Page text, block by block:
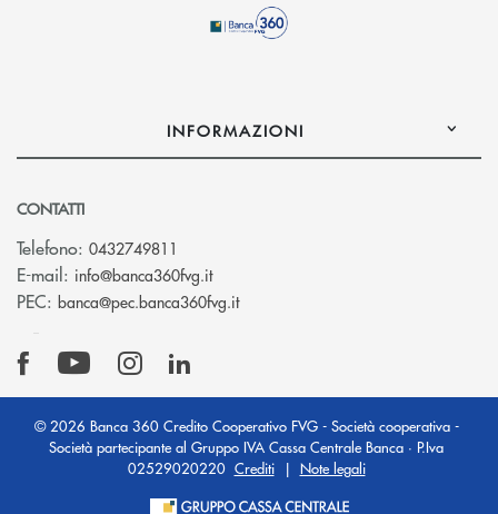
INFORMAZIONI
CONTATTI
Telefono: 0432749811
E-mail: info@banca360fvg.it(si apre l’app di posta elettronica)
PEC: banca@pec.banca360fvg.it(si apre l’app di posta elettronica)
© 2026 Banca 360 Credito Cooperativo FVG - Società cooperativa -
Società partecipante al Gruppo IVA Cassa Centrale Banca · P.Iva
02529020220 Crediti| Note legali